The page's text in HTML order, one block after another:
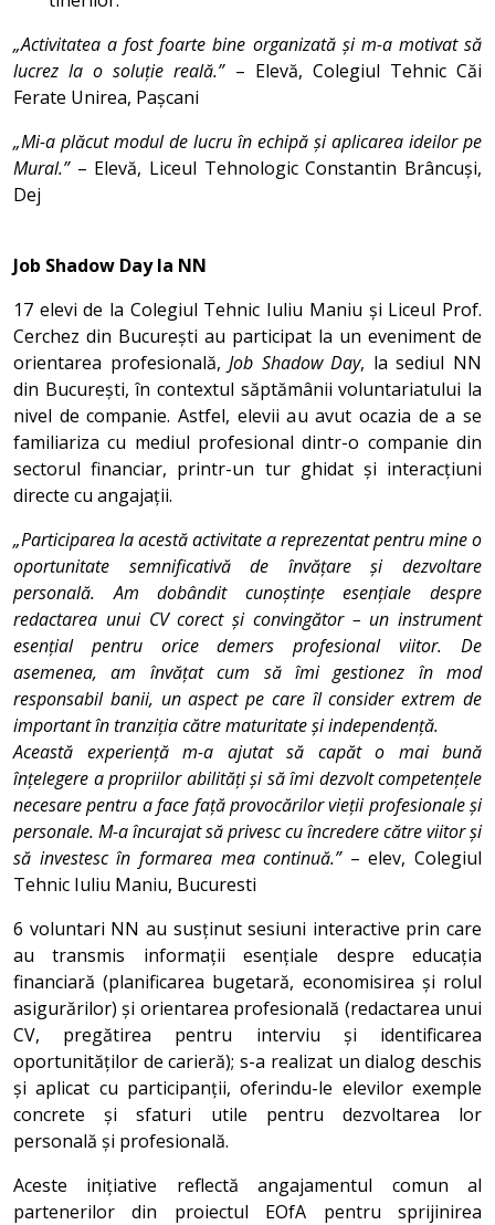
„Activitatea a fost foarte bine organizată și m-a motivat să
lucrez la o soluție reală.”– Elevă, Colegiul Tehnic Căi
Ferate Unirea, Pașcani
„Mi-a plăcut modul de lucru în echipă și aplicarea ideilor pe
Mural.”– Elevă, Liceul Tehnologic Constantin Brâncuși,
Dej
Job Shadow Day la NN
17 elevi de la Colegiul Tehnic Iuliu Maniu și Liceul Prof.
Cerchez din București au participat la un eveniment de
orientarea profesională,Job Shadow Day, la sediul NN
din București, în contextul săptămânii voluntariatului la
nivel de companie. Astfel, elevii au avut ocazia de a se
familiariza cu mediul profesional dintr-o companie din
sectorul financiar, printr-un tur ghidat și interacțiuni
directe cu angajații.
„Participarea la acestă activitate a reprezentat pentru mine o
oportunitate semnificativă de învățare și dezvoltare
personală. Am dobândit cunoștințe esențiale despre
redactarea unui CV corect și convingător – un instrument
esențial pentru orice demers profesional viitor. De
asemenea, am învățat cum să îmi gestionez în mod
responsabil banii, un aspect pe care îl consider extrem de
important în tranziția către maturitate și independență.
Această experiență m-a ajutat să capăt o mai bună
înțelegere a propriilor abilități și să îmi dezvolt competențele
necesare pentru a face față provocărilor vieții profesionale și
personale. M-a încurajat să privesc cu încredere către viitor și
să investesc în formarea mea continuă.”– elev, Colegiul
Tehnic Iuliu Maniu, Bucuresti
6 voluntari NN au susținut sesiuni interactive prin care
au transmis informații esențiale despre educația
financiară (planificarea bugetară, economisirea și rolul
asigurărilor) și orientarea profesională (redactarea unui
CV, pregătirea pentru interviu și identificarea
oportunităților de carieră); s-a realizat un dialog deschis
și aplicat cu participanții, oferindu-le elevilor exemple
concrete și sfaturi utile pentru dezvoltarea lor
personală și profesională.
Aceste inițiative reflectă angajamentul comun al
partenerilor din proiectul EOfA pentru sprijinirea